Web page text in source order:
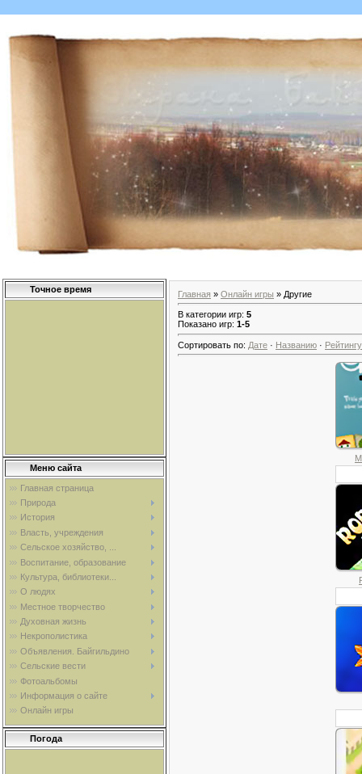
Точное время
Меню сайта
Главная страница
Природа
История
Власть, учреждения
Сельское хозяйство, ...
Воспитание, образование
Культура, библиотеки...
О людях
Местное творчество
Духовная жизнь
Некрополистика
Объявления. Байгильдино
Сельские вести
Фотоальбомы
Информация о сайте
Онлайн игры
Погода
Главная » Онлайн игры » Другие
В категории игр: 5
Показано игр: 1-5
Сортировать по: Дате · Названию · Рейтингу